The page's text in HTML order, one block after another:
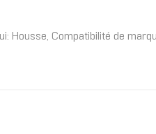
Housse, Compatibilité de